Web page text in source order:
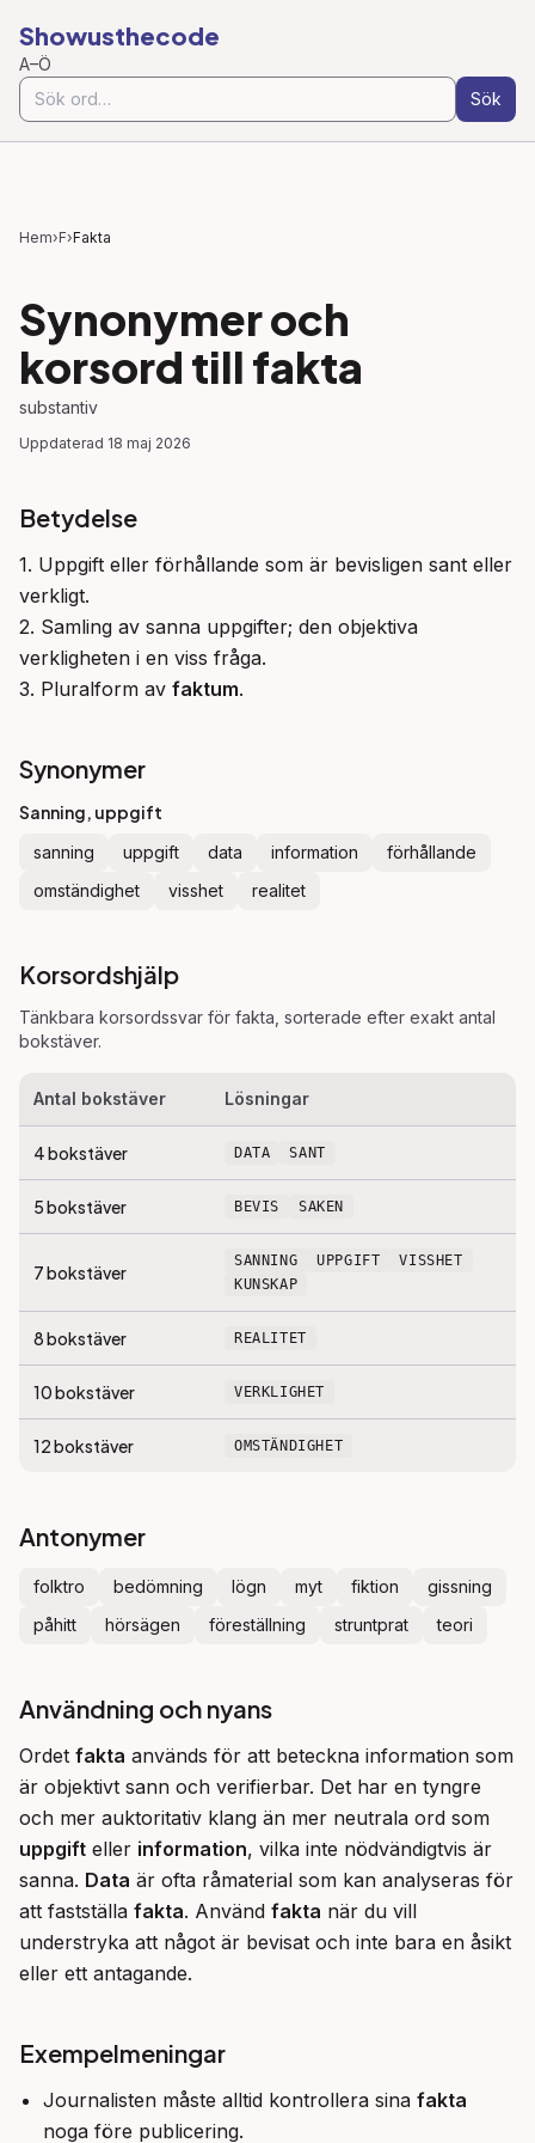
Showusthecode
A–Ö
Sök
Hem›F›Fakta
Synonymer och
korsord till fakta
substantiv
Uppdaterad 18 maj 2026
Betydelse
1. Uppgift eller förhållande som är bevisligen sant eller
verkligt.
2. Samling av sanna uppgifter; den objektiva
verkligheten i en viss fråga.
3. Pluralform av faktum.
Synonymer
Sanning, uppgift
sanning uppgift data information
förhållande
omständighet
visshet realitet
Korsordshjälp
Tänkbara korsordssvar för fakta , sorterade efter exakt antal
bokstäver.
Antal bokstäver Lösningar
4bokstäver DATA SANT
5bokstäver BEVIS SAKEN
7bokstäver
SANNING UPPGIFT
VISSHET
KUNSKAP
8bokstäver REALITET
10bokstäver VERKLIGHET
12bokstäver OMSTÄNDIGHET
Antonymer
folktro bedömning lögn myt fiktion
gissning
påhitt
hörsägen föreställning struntprat teori
Användning och nyans
Ordet fakta används för att beteckna information som
är objektivt sann och verifierbar. Det har en tyngre
uppgift eller information, vilka inte nödvändigtvis är
sanna. Data är ofta råmaterial som kan analyseras för
att fastställa fakta. Använd fakta när du vill
understryka att något är bevisat och inte bara en åsikt
eller ett antagande.
Exempelmeningar
Journalisten måste alltid kontrollera sina fakta
noga före publicering.